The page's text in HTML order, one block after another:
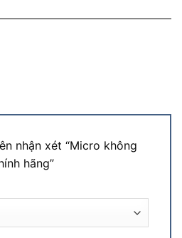
nhận xét “Micro không
hãng”